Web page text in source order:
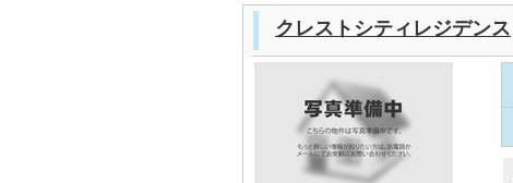
クレストシティレジデンス